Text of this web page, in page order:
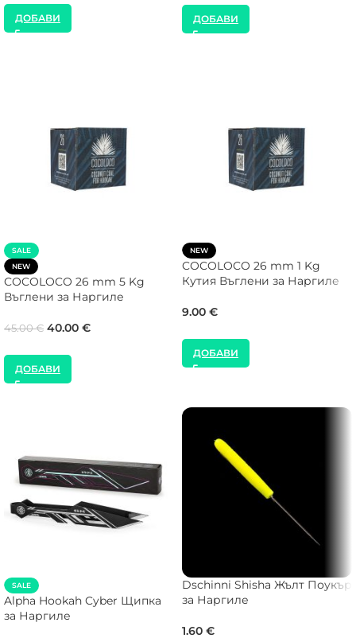
ДОБАВИ ДОБАВИ
SALE
NEW
COCOLOCO 26 mm 5 Kg
Въглени за Наргиле
45.00€ 40.00 €
ДОБАВИ
NEW
COCOLOCO 26 mm 1 Kg
Кутия Въглени за Наргиле
9.00 €
ДОБАВИ
SALE
Alpha Hookah Cyber Щипка
за Наргиле
Dschinni Shisha Жълт Поукър
за Наргиле
1.60 €